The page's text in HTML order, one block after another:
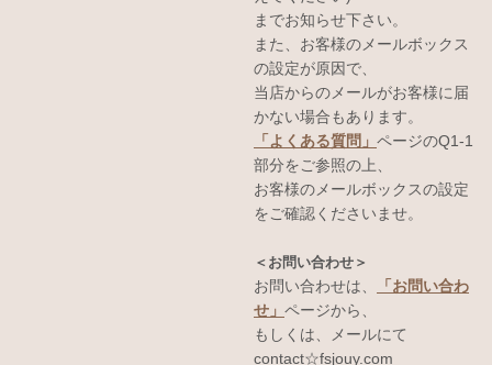
までお知らせ下さい。
また、お客様のメールボックス
の設定が原因で、
当店からのメールがお客様に届
かない場合もあります。
「よくある質問」 ページのQ1-1
部分をご参照の上、
お客様のメールボックスの設定
をご確認くださいませ。
＜お問い合わせ＞
お問い合わせは、
「お問い合わ
せ」 ページから、
もしくは、メールにて
contact☆fsjouy.com